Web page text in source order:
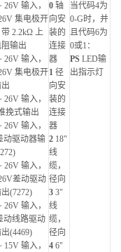
26V 输入，
集电极开
2.2kΩ 上
输出
26V 输入，
集电极开
26V 输入，
挽式输出
26V 输入，
动驱动器输
26V 输入，
差动驱动
(7272)
26V 输入，
动线路驱动
(4469)
15V 输入，
0 轴
向安
装的
连接
器
1 径
向安
装的
连接
器
2 18"
线
缆，
径向
3 3"
线
缆，
径向
4 6"
当代码4为
0-G时，并
且代码6为
0或1：
PS LED输
出指示灯